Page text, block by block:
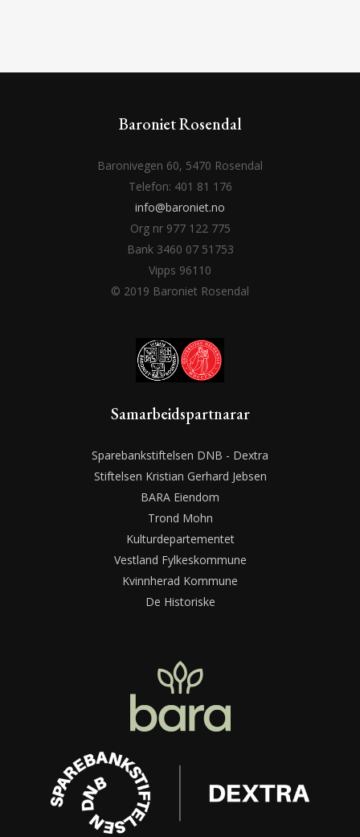
Baroniet Rosendal
Baronivegen 60, 5470 Rosendal
Telefon: 401 81 176
info@baroniet.no
Org nr 977 122 775
Bank 3460 07 51753
Vipps 96110
© 2019 Baroniet Rosendal
Samarbeidspartnarar
Sparebankstiftelsen DNB - Dextra
Stiftelsen Kristian Gerhard Jebsen
BARA Eiendom
Trond Mohn
Kulturdepartementet
Vestland Fylkeskommune
Kvinnherad Kommune
De Historiske